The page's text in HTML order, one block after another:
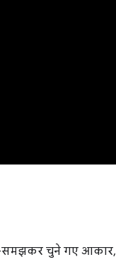
समझकर चुने गए आकार,